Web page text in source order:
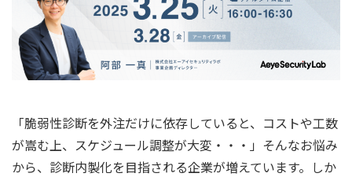
「脆弱性診断を外注だけに依存していると、コストや工数
が嵩む上、スケジュール調整が大変・・・」そんなお悩み
から、診断内製化を目指される企業が増えています。しか